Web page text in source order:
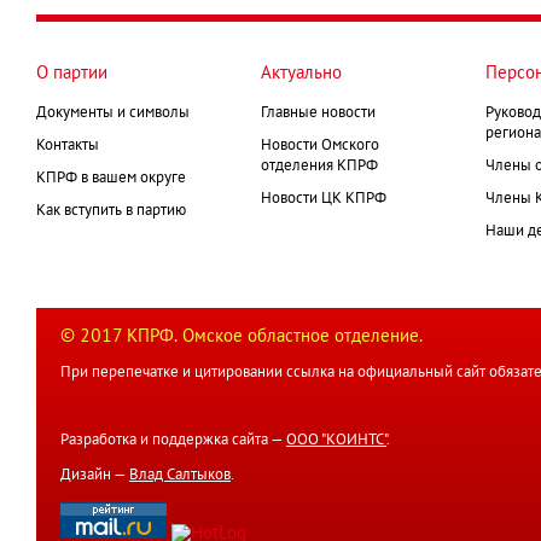
О партии
Документы и символы
Контакты
КПРФ в вашем округе
Как вступить в партию
Актуально
Главные новости
Новости Омского
отделения КПРФ
Новости ЦК КПРФ
Члены
Члены
Наши
© 2017 КПРФ. Омское областное отделение.
При перепечатке и цитировании ссылка на официальный сайт
Разработка и поддержка сайта — ООО "КОИНТС".
Дизайн — Влад Салтыков.